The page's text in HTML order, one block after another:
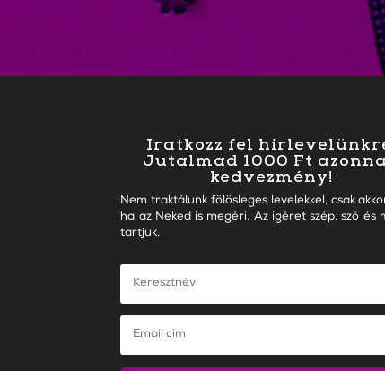
Iratkozz fel
Jutalmad 1000 Ft
kedvezmény!
Nem traktálunk fölösleges levelekkel, csak
ha az Neked is megéri. Az igéret szép, szó és
tartjuk.